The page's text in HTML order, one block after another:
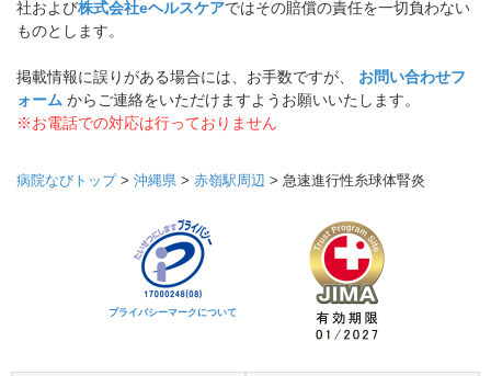
社および株式会社eヘルスケアではその賠償の責任を一切負わない
ものとします。
掲載情報に誤りがある場合には、お手数ですが、 お問い合わせフ
ォーム からご連絡をいただけますようお願いいたします。
※お電話での対応は行っておりません
病院なびトップ> 沖縄県 > 赤嶺駅周辺 > 急速進行性糸球体腎炎
プライバシーマークについて